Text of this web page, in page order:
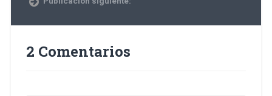
2 Comentarios